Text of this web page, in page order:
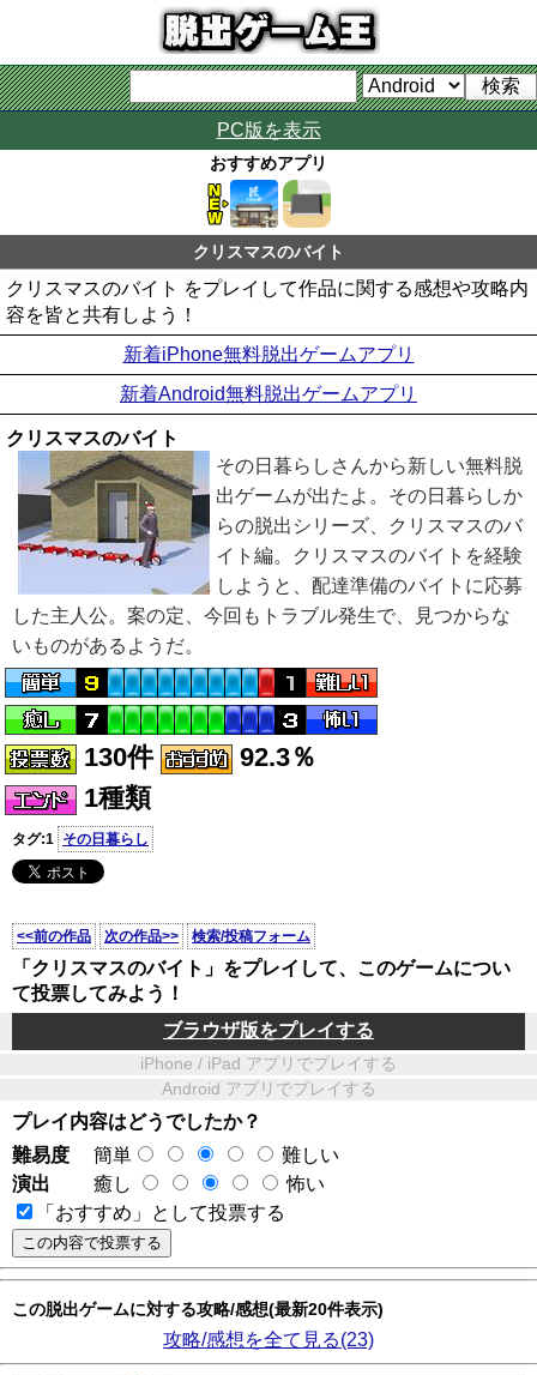
PC版を表示
おすすめアプリ
クリスマスのバイト
クリスマスのバイト をプレイして作品に関する感想や攻略内
容を皆と共有しよう！
新着iPhone無料脱出ゲームアプリ
新着Android無料脱出ゲームアプリ
クリスマスのバイト
その日暮らしさんから新しい無料脱
出ゲームが出たよ。その日暮らしか
らの脱出シリーズ、クリスマスのバ
イト編。クリスマスのバイトを経験
しようと、配達準備のバイトに応募
した主人公。案の定、今回もトラブル発生で、見つからな
いものがあるようだ。
130件
92.3％
1種類
タグ:1 その日暮らし
<<前の作品 次の作品>> 検索/投稿フォーム
「クリスマスのバイト」をプレイして、このゲームについ
て投票してみよう！
ブラウザ版をプレイする
iPhone / iPad アプリでプレイする
Android アプリでプレイする
プレイ内容はどうでしたか？
難易度
簡単
難しい
演出
癒し
怖い
「おすすめ」として投票する
この脱出ゲームに対する攻略/感想(最新20件表示)
攻略/感想を全て見る(23)